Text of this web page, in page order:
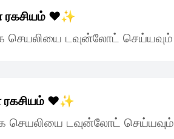
ரகசியம் ❤️✨
செயலியை டவுன்லோட் செய்யவும்
ரகசியம் ❤️✨
செயலியை டவுன்லோட் செய்யவும்